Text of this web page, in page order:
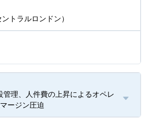
トラルロンドン）
管理、人件費の上昇によるオペレ
ージン圧迫